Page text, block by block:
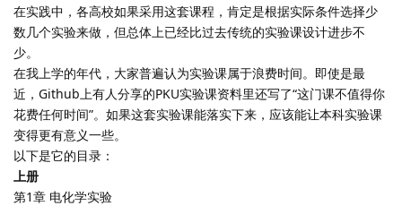
在实践中，各高校如果采用这套课程，肯定是根据实际条件选择少
数几个实验来做，但总体上已经比过去传统的实验课设计进步不
少。
在我上学的年代，大家普遍认为实验课属于浪费时间。即使是最
近，Github上有人分享的PKU实验课资料里还写了“这门课不值得你
花费任何时间”。如果这套实验课能落实下来，应该能让本科实验课
变得更有意义一些。
以下是它的目录：
上册
第1章 电化学实验